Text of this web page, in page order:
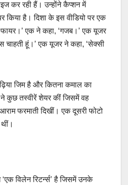
कर रही हैं। उन्होंने कैप्शन में
किया है। दिशा के इस वीडियो पर एक
एक ने कहा, ‘गजब।’ एक यूजर
चाहती हूं।’ एक यूजर ने कहा, ‘सेक्सी
जिम है और कितना कमाल का
ने कुछ तस्वीरें शेयर कीं जिसमें वह
फरमाती दिखीं। एक दूसरी फोटो
विलेन रिटर्न्स’ है जिसमें उनके